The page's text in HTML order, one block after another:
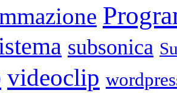
subsonica
videoclip